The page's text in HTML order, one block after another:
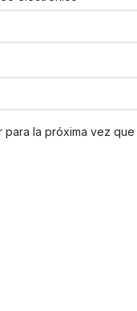
la próxima vez que